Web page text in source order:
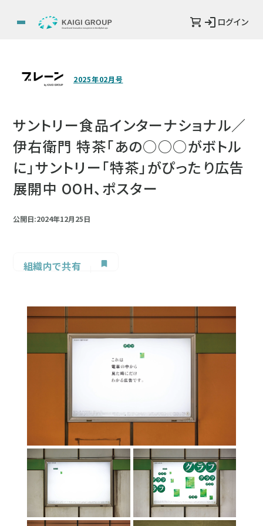
ログイン
2025年02月号
サントリー食品インターナショナル／
伊右衛門 特茶「あの○○○がボトル
に」サントリー「特茶」がぴったり広告
展開中 OOH、ポスター
公開日:2024年12月25日
組織内で共有